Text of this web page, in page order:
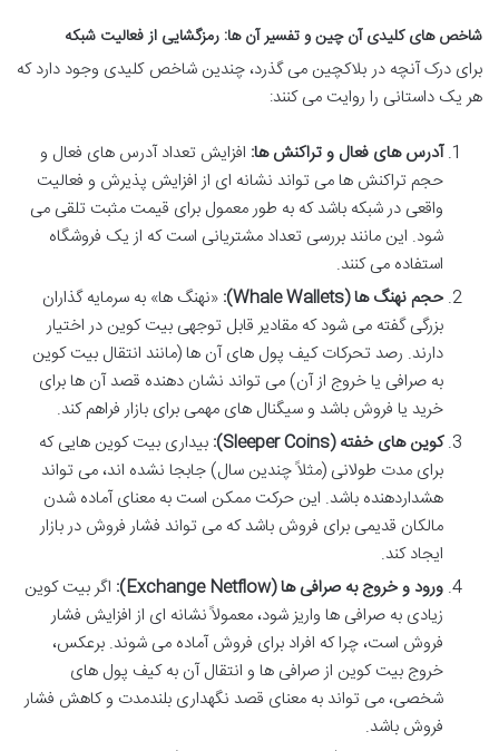
شاخص های کلیدی آن چین و تفسیر آن ها: رمزگشایی از فعالیت شبکه
برای درک آنچه در بلاکچین می گذرد، چندین شاخص کلیدی وجود دارد که
هر یک داستانی را روایت می کنند:
آدرس های فعال و تراکنش ها: افزایش تعداد آدرس های فعال و
حجم تراکنش ها می تواند نشانه ای از افزایش پذیرش و فعالیت
واقعی در شبکه باشد که به طور معمول برای قیمت مثبت تلقی می
شود. این مانند بررسی تعداد مشتریانی است که از یک فروشگاه
استفاده می کنند.
حجم نهنگ ها (Whale Wallets):
«نهنگ ها» به سرمایه گذاران
بزرگی گفته می شود که مقادیر قابل توجهی بیت کوین در اختیار
دارند. رصد تحرکات کیف پول های آن ها (مانند انتقال بیت کوین
به صرافی یا خروج از آن) می تواند نشان دهنده قصد آن ها برای
خرید یا فروش باشد و سیگنال های مهمی برای بازار فراهم کند.
کوین های خفته (Sleeper Coins):
بیداری بیت کوین هایی که
برای مدت طولانی (مثلاً چندین سال) جابجا نشده اند، می تواند
هشداردهنده باشد. این حرکت ممکن است به معنای آماده شدن
مالکان قدیمی برای فروش باشد که می تواند فشار فروش در بازار
ایجاد کند.
ورود و خروج به صرافی ها (Exchange Netflow):
اگر بیت کوین
زیادی به صرافی ها واریز شود، معمولاً نشانه ای از افزایش فشار
فروش است، چرا که افراد برای فروش آماده می شوند. برعکس،
خروج بیت کوین از صرافی ها و انتقال آن به کیف پول های
شخصی، می تواند به معنای قصد نگهداری بلندمدت و کاهش فشار
فروش باشد.